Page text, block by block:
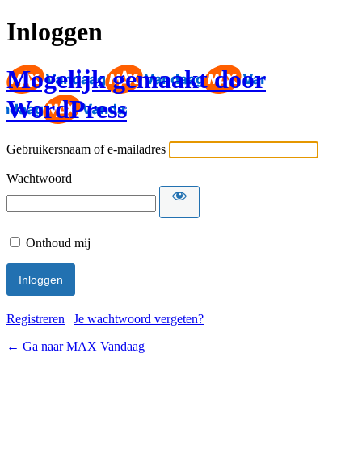
Inloggen
Mogelijk gemaakt door
WordPress
Gebruikersnaam of e-mailadres
Wachtwoord
Onthoud mij
Registreren | Je wachtwoord vergeten?
← Ga naar MAX Vandaag